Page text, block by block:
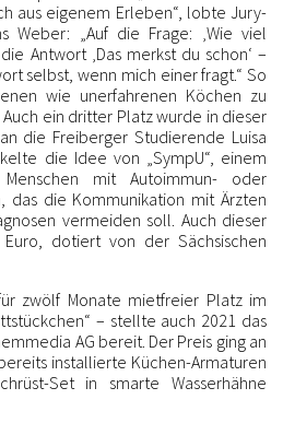
aus eigenem Erleben“, lobte Jury-
Weber: „Auf die Frage: ‚Wie viel
Antwort ‚Das merkst du schon‘ –
selbst, wenn mich einer fragt.“ So
wie unerfahrenen Köchen zu
ein dritter Platz wurde in dieser
die Freiberger Studierende Luisa
die Idee von „SympU“, einem
mit Autoimmun- oder
das die Kommunikation mit Ärzten
vermeiden soll. Auch dieser
dotiert von der Sächsischen
zwölf Monate mietfreier Platz im
– stellte auch 2021 das
AG bereit. Der Preis ging an
installierte Küchen-Armaturen
Set in smarte Wasserhähne